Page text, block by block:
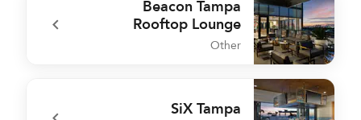
Beacon Tampa
Rooftop Lounge
Other
undefined Beacon Tampa Rooftop Lounge
SiX Tampa